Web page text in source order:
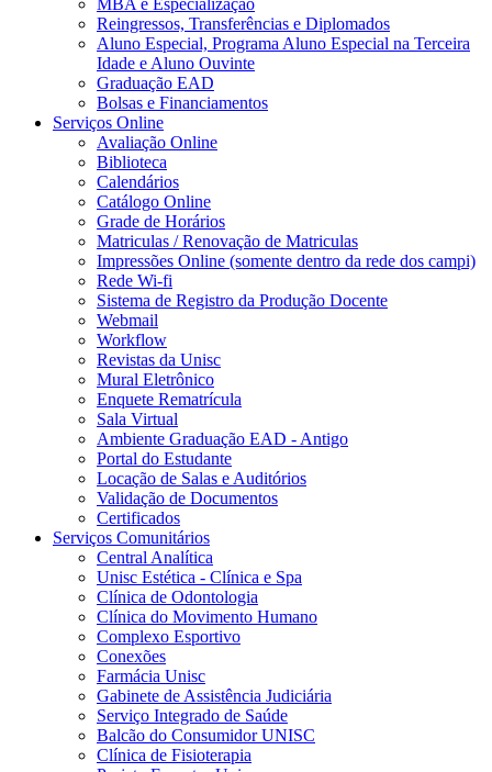
MBA e Especialização
Reingressos, Transferências e Diplomados
Aluno Especial, Programa Aluno Especial na Terceira
Idade e Aluno Ouvinte
Graduação EAD
Bolsas e Financiamentos
Serviços Online
Avaliação Online
Biblioteca
Calendários
Catálogo Online
Grade de Horários
Matriculas / Renovação de Matriculas
Impressões Online (somente dentro da rede dos campi)
Rede Wi-fi
Sistema de Registro da Produção Docente
Webmail
Workflow
Revistas da Unisc
Mural Eletrônico
Enquete Rematrícula
Sala Virtual
Ambiente Graduação EAD - Antigo
Portal do Estudante
Locação de Salas e Auditórios
Validação de Documentos
Certificados
Serviços Comunitários
Central Analítica
Unisc Estética - Clínica e Spa
Clínica de Odontologia
Clínica do Movimento Humano
Complexo Esportivo
Conexões
Farmácia Unisc
Gabinete de Assistência Judiciária
Serviço Integrado de Saúde
Balcão do Consumidor UNISC
Clínica de Fisioterapia